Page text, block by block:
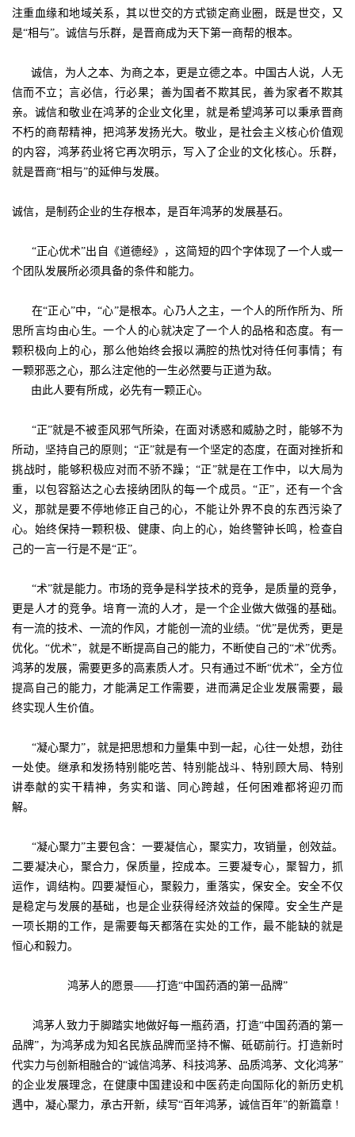
注重血缘和地域关系，其以世交的方式锁定商业圈，既是世交，又
是“相与”。诚信与乐群，是晋商成为天下第一商帮的根本。
诚信，为人之本、为商之本，更是立德之本。中国古人说，人无
信而不立；言必信，行必果；善为国者不欺其民，善为家者不欺其
亲。诚信和敬业在鸿茅的企业文化里，就是希望鸿茅可以秉承晋商
不朽的商帮精神，把鸿茅发扬光大。敬业，是社会主义核心价值观
的内容，鸿茅药业将它再次明示，写入了企业的文化核心。乐群，
就是晋商“相与”的延伸与发展。
诚信，是制药企业的生存根本，是百年鸿茅的发展基石。
“正心优术”出自《道德经》，这简短的四个字体现了一个人或一
个团队发展所必须具备的条件和能力。
在“正心”中，“心”是根本。心乃人之主，一个人的所作所为、所
思所言均由心生。一个人的心就决定了一个人的品格和态度。有一
颗积极向上的心，那么他始终会报以满腔的热忱对待任何事情；有
一颗邪恶之心，那么注定他的一生必然要与正道为敌。
由此人要有所成，必先有一颗正心。
“正”就是不被歪风邪气所染，在面对诱惑和威胁之时，能够不为
所动，坚持自己的原则；“正”就是有一个坚定的态度，在面对挫折和
挑战时，能够积极应对而不骄不躁；“正”就是在工作中，以大局为
重，以包容豁达之心去接纳团队的每一个成员。“正”，还有一个含
义，那就是要不停地修正自己的心，不能让外界不良的东西污染了
心。始终保持一颗积极、健康、向上的心，始终警钟长鸣，检查自
己的一言一行是不是“正”。
“术”就是能力。市场的竞争是科学技术的竞争，是质量的竞争，
更是人才的竞争。培育一流的人才，是一个企业做大做强的基础。
有一流的技术、一流的作风，才能创一流的业绩。“优”是优秀，更是
优化。“优术”，就是不断提高自己的能力，不断使自己的“术”优秀。
鸿茅的发展，需要更多的高素质人才。只有通过不断“优术”，全方位
提高自己的能力，才能满足工作需要，进而满足企业发展需要，最
终实现人生价值。
“凝心聚力”，就是把思想和力量集中到一起，心往一处想，劲往
一处使。继承和发扬特别能吃苦、特别能战斗、特别顾大局、特别
讲奉献的实干精神，务实和谐、同心跨越，任何困难都将迎刃而
解。
“凝心聚力”主要包含：一要凝信心，聚实力，攻销量，创效益。
二要凝决心，聚合力，保质量，控成本。三要凝专心，聚智力，抓
运作，调结构。四要凝恒心，聚毅力，重落实，保安全。安全不仅
是稳定与发展的基础，也是企业获得经济效益的保障。安全生产是
一项长期的工作，是需要每天都落在实处的工作，最不能缺的就是
恒心和毅力。
鸿茅人的愿景——打造“中国药酒的第一品牌”
鸿茅人致力于脚踏实地做好每一瓶药酒，打造“中国药酒的第一
品牌”，为鸿茅成为知名民族品牌而坚持不懈、砥砺前行。打造新时
代实力与创新相融合的“诚信鸿茅、科技鸿茅、品质鸿茅、文化鸿茅”
的企业发展理念，在健康中国建设和中医药走向国际化的新历史机
遇中，凝心聚力，承古开新，续写“百年鸿茅，诚信百年”的新篇章 !